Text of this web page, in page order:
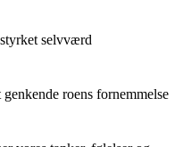
selvværd
roens fornemmelse